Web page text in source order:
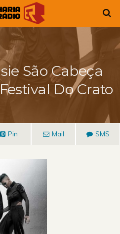
São Cabeça
Do Crato
Pin Mail SMS